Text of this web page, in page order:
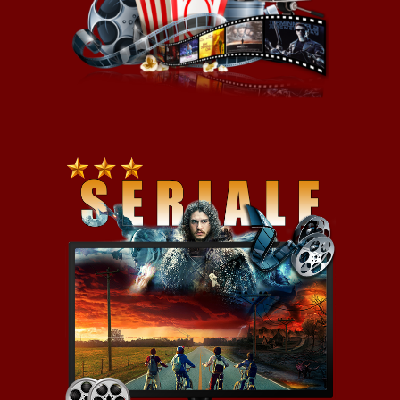
tchórzostwo. Ich ukaranie, a
jakże, karą śmierci, ma być
przestrogą dla innych. Obrony
oskarżonych podejmuje się
braki z filmografii Stanley’a
Kubricka i muszę przyznać, że
„Paths of Glory” całkowicie mnie
rozwalił. Nie jest żadną
nowością, że Kubrick często
przemycał w swoich obrazach
treści anty-wojenne („Dr
Stangelove”, „Full Metal Jacket”),
ale „Ścieźki Chwały” to
prawdziwy „krzyk protestu”
reżysera przeciwko absurdowi